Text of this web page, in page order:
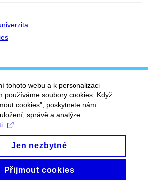
tohoto webu a k personalizaci
používáme soubory cookies. Když
cookies", poskytnete nám
správě a analýze.
Jen nezbytné
Přijmout cookies